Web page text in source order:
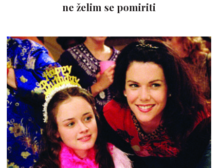
ne želim se pomiriti